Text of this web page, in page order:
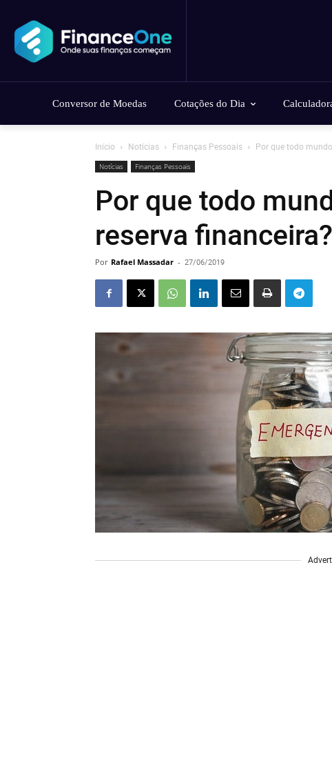
Conversor de Moedas Cotações do Dia
Início Notícias Finanças Pessoais Por que todo
Notícias Finanças Pessoais
Por que todo
reserva financeira?
Por Rafael Massadar - 27/06/2019